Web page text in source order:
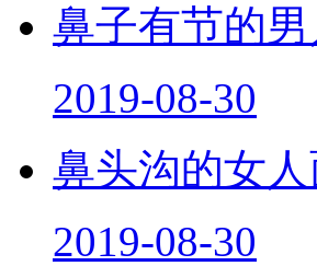
鼻子有节的
2019-08-30
鼻头沟的女
2019-08-30